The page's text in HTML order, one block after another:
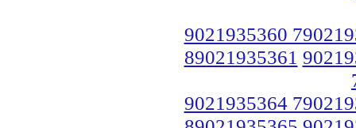
9021935360
89021935361
9021935364